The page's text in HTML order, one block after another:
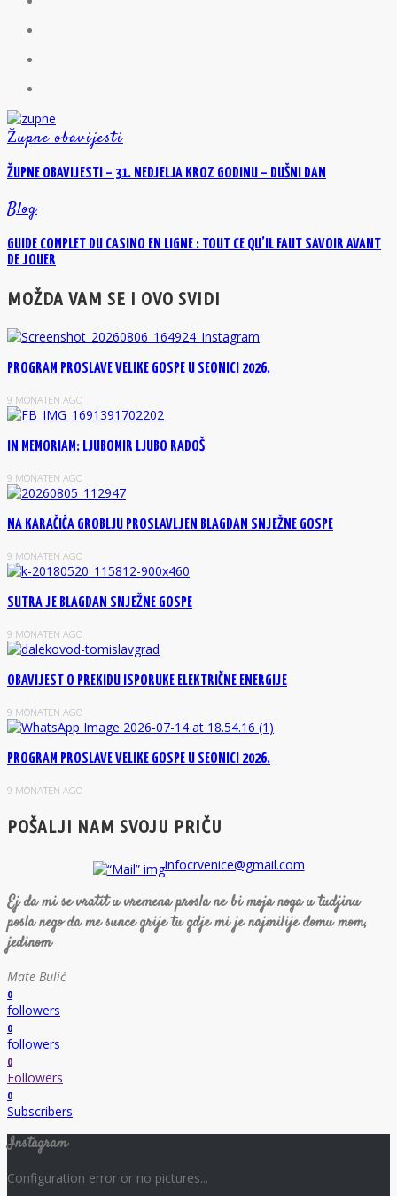
Župne obavijesti
ŽUPNE OBAVIJESTI – 31. NEDJELJA KROZ GODINU – DUŠNI DAN
Blog
GUIDE COMPLET DU CASINO EN LIGNE : TOUT CE QU’IL FAUT SAVOIR AVANT
DE JOUER
MOŽDA VAM SE I OVO SVIDI
PROGRAM PROSLAVE VELIKE GOSPE U SEONICI 2026.
9 MONATEN AGO
IN MEMORIAM: LJUBOMIR LJUBO RADOŠ
9 MONATEN AGO
NA KARAČIĆA GROBLJU PROSLAVLJEN BLAGDAN SNJEŽNE GOSPE
9 MONATEN AGO
SUTRA JE BLAGDAN SNJEŽNE GOSPE
9 MONATEN AGO
OBAVIJEST O PREKIDU ISPORUKE ELEKTRIČNE ENERGIJE
9 MONATEN AGO
PROGRAM PROSLAVE VELIKE GOSPE U SEONICI 2026.
9 MONATEN AGO
POŠALJI NAM SVOJU PRIČU
infocrvenice@gmail.com
Ej da mi se vratit u vremena prosla ne bi moja noga u tudjinu
posla nego da me sunce grije tu gdje mi je najmilije domu mom,
jedinom
Mate Bulić
0
followers
0
followers
0
Followers
0
Subscribers
Instagram
Configuration error or no pictures...